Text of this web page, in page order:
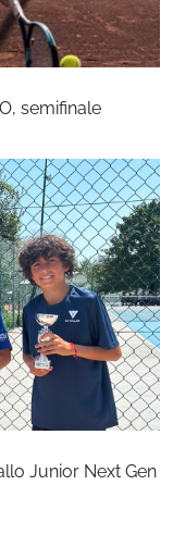
semifinale
Junior Next Gen